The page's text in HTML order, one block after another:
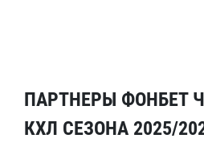
ПАРТНЕРЫ ФОНБЕТ
КХЛ СЕЗОНА 2025/